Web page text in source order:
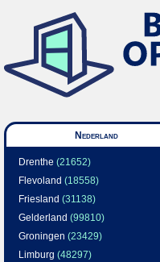
Nederland
Drenthe (21652)
Flevoland (18558)
Friesland (31138)
Gelderland (99810)
Groningen (23429)
Limburg (48297)